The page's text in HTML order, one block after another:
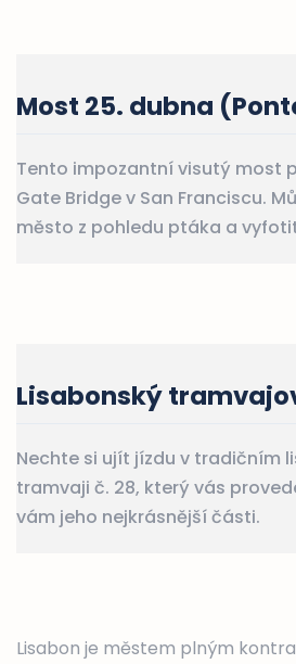
Most 25. dubna
Tento impozantní visutý most
Gate Bridge v San Franciscu.
město z pohledu ptáka a
Lisabonský
Nechte si ujít jízdu v tradičním
tramvaji č. 28, který vás
vám jeho nejkrásnější části.
Lisabon je městem plným